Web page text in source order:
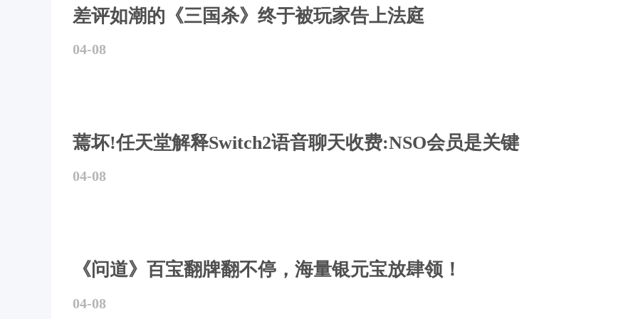
差评如潮的《三国杀》终于被玩家告上法庭
04-08
蔫坏!任天堂解释Switch2语音聊天收费:NSO会员是关键
04-08
《问道》百宝翻牌翻不停，海量银元宝放肆领！
04-08